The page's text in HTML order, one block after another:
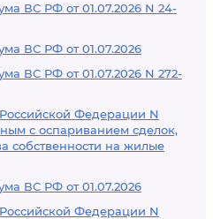
ВС РФ от 01.07.2026 N 24-
ВС РФ от 01.07.2026
ВС РФ от 01.07.2026 N 272-
Федерации N
с оспариванием сделок,
собственности на жилые
ВС РФ от 01.07.2026
Федерации N